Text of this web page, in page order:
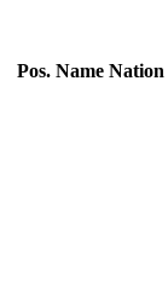
Pos. Name Nation